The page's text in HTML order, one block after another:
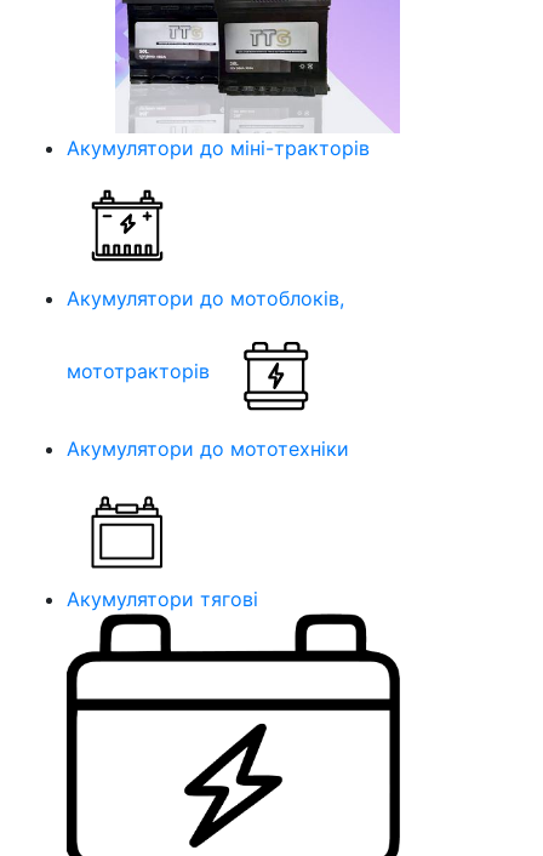
Акумулятори до міні-тракторів
Акумулятори до мотоблоків,
мототракторів
Акумулятори до мототехніки
Акумулятори тягові